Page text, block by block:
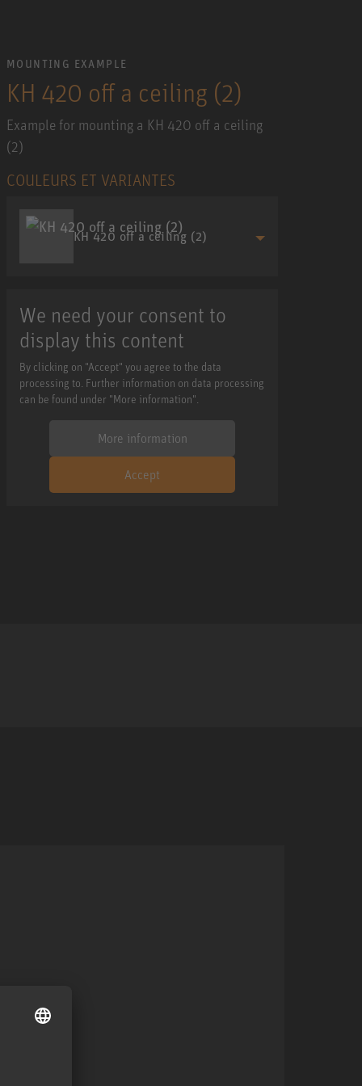
MOUNTING EXAMPLE
KH 420 off a ceiling (2)
Example for mounting a KH 420 off a ceiling
(2)
COULEURS ET VARIANTES
KH 420 off a ceiling (2)
We need your consent to
display this content
By clicking on "Accept" you agree to the data
processing to. Further information on data processing
can be found under "More information".
More information
Accept